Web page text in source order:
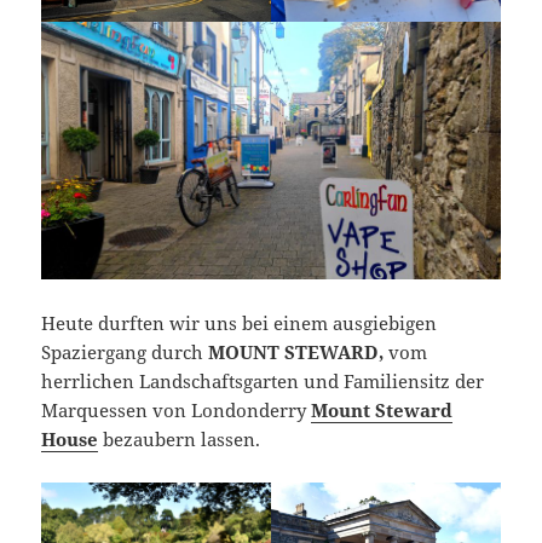
Heute durften wir uns bei einem ausgiebigen
Spaziergang durchMOUNT STEWARD,vom
herrlichen Landschaftsgarten und Familiensitz der
Marquessen von LondonderryMount Steward
House bezaubern lassen.